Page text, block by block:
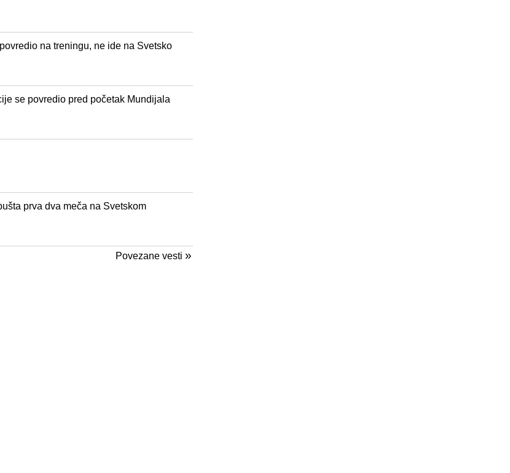
na treningu, ne ide na Svetsko
se povredio pred početak Mundijala
prva dva meča na Svetskom
Povezane vesti »